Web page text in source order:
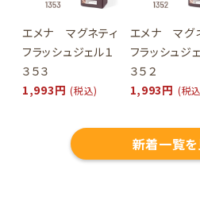
エメナ マグネティ
フラッシュジェル１
３５３
1,993円 (税込)
エメナ マグ
フラッシュジ
３５２
1,993円 (税
新着一覧